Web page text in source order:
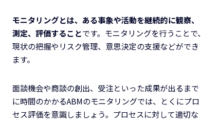
モニタリングとは、ある事象や活動を継続的に観察、
測定、評価することです。モニタリングを行うことで、
現状の把握やリスク管理、意思決定の支援などができ
ます。
面談機会や商談の創出、受注といった成果が出るまで
に時間のかかるABMのモニタリングでは、とくにプロ
セス評価を意識しましょう。プロセスに対して適切な